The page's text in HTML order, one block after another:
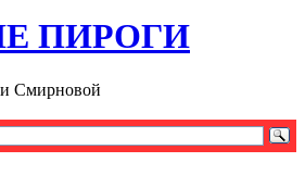
ПИРОГИ
Смирновой